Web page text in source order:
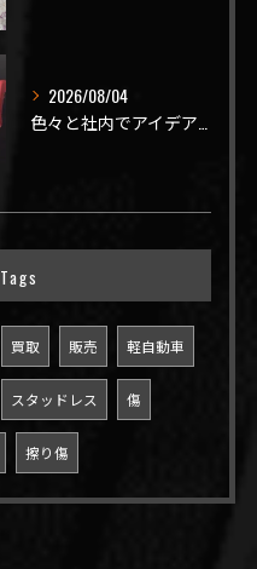
2026/08/04
Tags
買取 販売 軽自動車
スタッドレス 傷
擦り傷